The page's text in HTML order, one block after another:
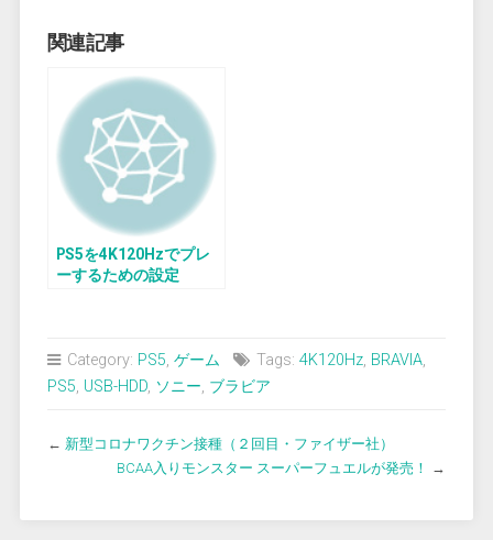
関連記事
PS5を4K120Hzでプレ
ーするための設定
Category: PS5, ゲーム Tags: 4K120Hz, BRAVIA,
PS5, USB-HDD, ソニー, ブラビア
← 新型コロナワクチン接種（２回目・ファイザー社）
BCAA入りモンスター スーパーフュエルが発売！
→